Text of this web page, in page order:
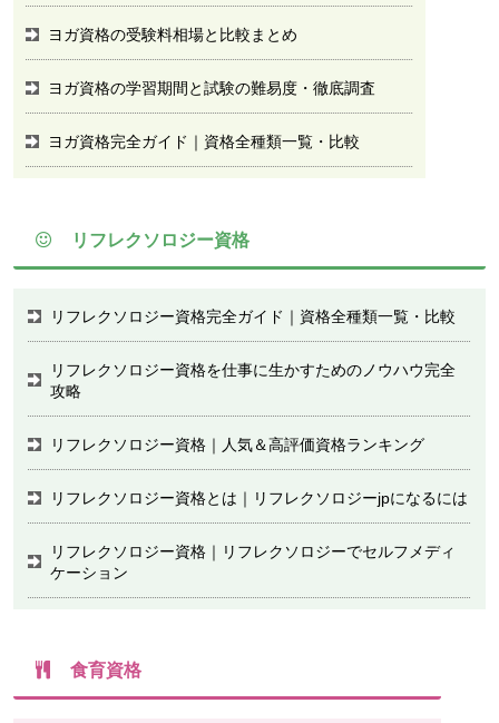
ヨガ資格の受験料相場と比較まとめ
ヨガ資格の学習期間と試験の難易度・徹底調査
ヨガ資格完全ガイド｜資格全種類一覧・比較
リフレクソロジー資格
リフレクソロジー資格完全ガイド｜資格全種類一覧・比較
リフレクソロジー資格を仕事に生かすためのノウハウ完全
攻略
リフレクソロジー資格｜人気＆高評価資格ランキング
リフレクソロジー資格とは｜リフレクソロジーjpになるには
リフレクソロジー資格｜リフレクソロジーでセルフメディ
ケーション
食育資格